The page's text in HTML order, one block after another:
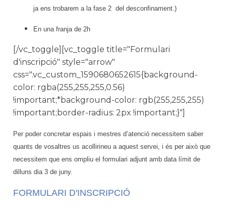
ja ens trobarem a la fase 2 del desconfinament.)
En una franja de 2h
[/vc_toggle][vc_toggle title="Formulari
d'inscripció" style="arrow"
css=".vc_custom_1590680652615{background-
color: rgba(255,255,255,0.56)
!important;*background-color: rgb(255,255,255)
!important;border-radius: 2px !important;}"]
Per poder concretar espais i mestres d’atenció necessitem saber
quants de vosaltres us acollirineu a aquest servei, i és per això que
necessitem que ens ompliu el formulari adjunt amb data límit de
dilluns dia 3 de juny.
FORMULARI D'INSCRIPCIÓ